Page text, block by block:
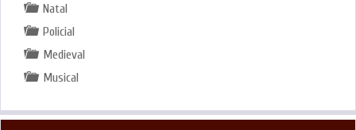
Natal
Policial
Medieval
Musical